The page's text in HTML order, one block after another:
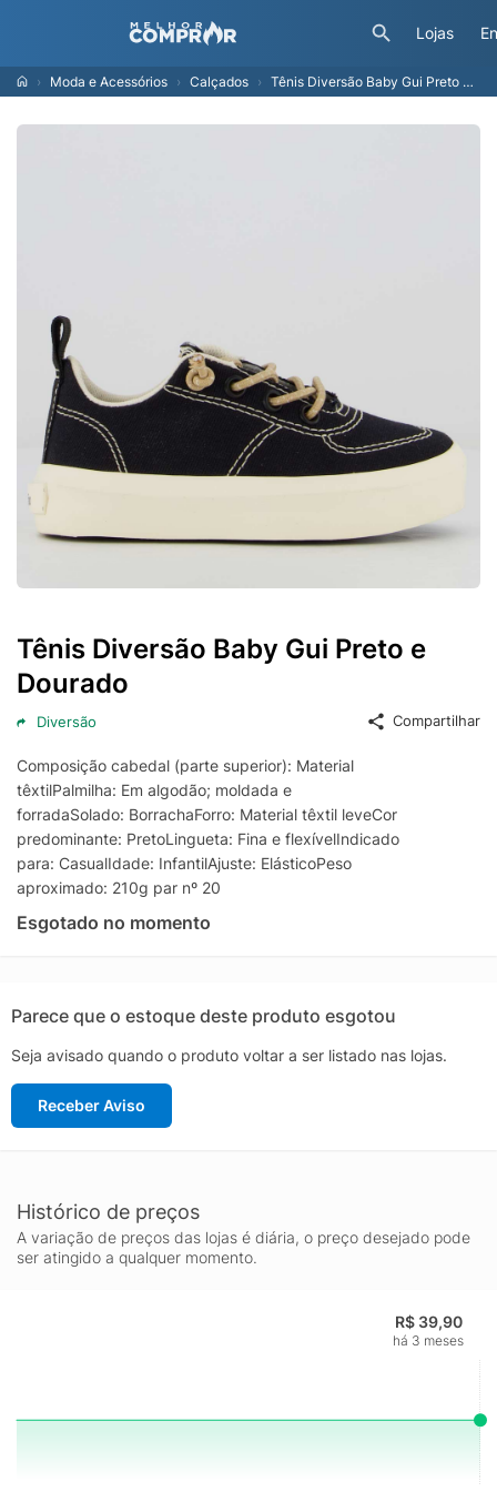
Lojas
Moda e Acessórios Calçados Tênis Diversão Baby Gui Preto e Dourado
Tênis Diversão Baby Gui Preto e
Dourado
Diversão Compartilhar
Composição cabedal (parte superior): Material
têxtilPalmilha: Em algodão; moldada e
forradaSolado: BorrachaForro: Material têxtil leveCor
predominante: PretoLingueta: Fina e flexívelIndicado
para: CasualIdade: InfantilAjuste: ElásticoPeso
aproximado: 210g par nº 20
Esgotado no momento
Parece que o estoque deste produto esgotou
Seja avisado quando o produto voltar a ser listado nas lojas.
Receber Aviso
Histórico de preços
A variação de preços das lojas é diária, o preço desejado pode
ser atingido a qualquer momento.
R$ 39,90
há 3 meses